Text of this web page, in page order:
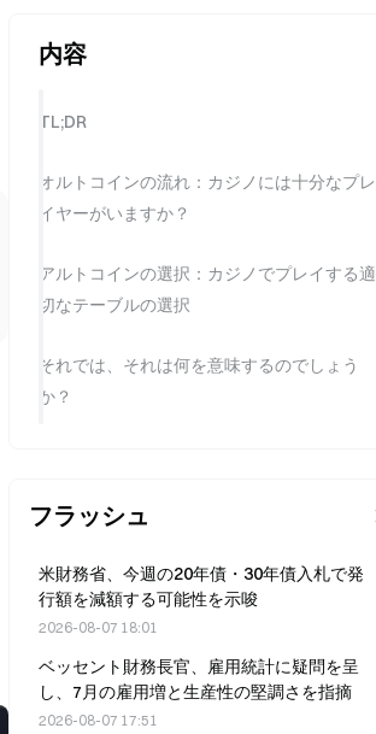
内容
TL;DR
オルトコインの流れ：カジノには十分なプレ
イヤーがいますか？
アルトコインの選択：カジノでプレイする適
切なテーブルの選択
それでは、それは何を意味するのでしょう
か？
フラッシュ
米財務省、今週の20年債・30年債入札で発
行額を減額する可能性を示唆
2026-08-07 18:01
ベッセント財務長官、雇用統計に疑問を呈
し、7月の雇用増と生産性の堅調さを指摘
2026-08-07 17:51